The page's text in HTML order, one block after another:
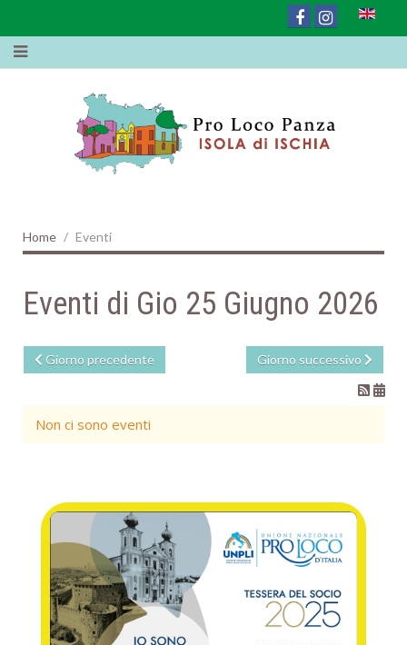
Home Eventi
Eventi di Gio 25 Giugno 2026
Giorno precedente Giorno successivo
Non ci sono eventi